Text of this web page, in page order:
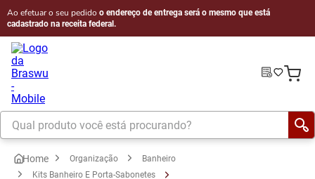
Ao efetuar o seu pedido o endereço de entrega será o mesmo que está
cadastrado na receita federal.
Organização
Banheiro
Kits Banheiro E Porta-Sabonetes